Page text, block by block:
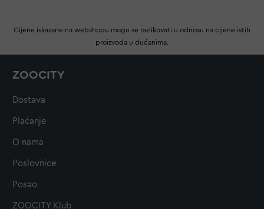
Cijene iskazane na webshopu mogu se razlikovati u odnosu na cijene istih
proizvoda u dućanima.
ZOOCITY
Dostava
Plaćanje
O nama
Poslovnice
Posao
ZOOCITY Klub